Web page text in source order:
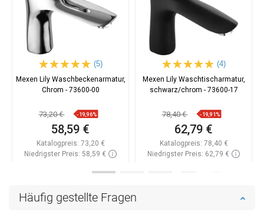
Häufig gestellte Fragen
(5)
Mexen Lily Waschbeckenarmatur,
Chrom - 73600-00
73,20 € -19,96%
58,59 €
Katalogpreis: 73,20 €
Niedrigster Preis: 58,59 €
(4)
Mexen Lily Waschtischarmatur,
schwarz/chrom - 73600-17
78,40 € -19,91%
62,79 €
Katalogpreis: 78,40 €
Niedrigster Preis: 62,79 €